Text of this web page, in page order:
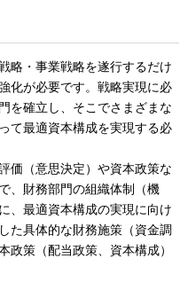
略・事業戦略を遂行するだけ
化が必要です。戦略実現に必
を確立し、そこでさまざまな
て最適資本構成を実現する必
価（意思決定）や資本政策な
、財務部門の組織体制（機
、最適資本構成の実現に向け
た具体的な財務施策（資金調
政策（配当政策、資本構成）